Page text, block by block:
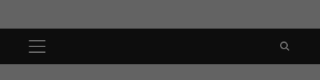
PRIMARY
MENU